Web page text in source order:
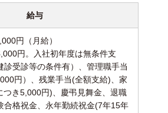
給与
円（月給）
円。入社初年度は無条件支
診受診等の条件有）、管理職手当
円）、残業手当(全額支給)、家
つき5,000円)、慶弔見舞金、退職
合格祝金、永年勤続祝金(7年15年